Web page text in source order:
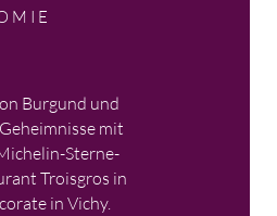
Burgund und
mit
Sterne-
Troisgros in
in Vichy.